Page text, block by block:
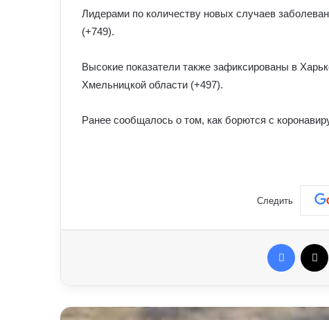
Лидерами по количеству новых случаев
(+749).
Высокие показатели также зафиксированы в
Хмельницкой области (+497).
Ранее сообщалось о том, как борются с
Следить
Facebook